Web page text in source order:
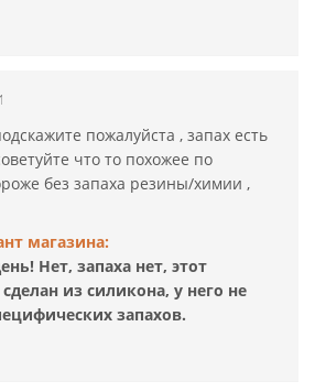
пожалуйста , запах есть
что то похожее по
без запаха резины/химии ,
магазина:
Нет, запаха нет, этот
из силикона, у него не
запахов.